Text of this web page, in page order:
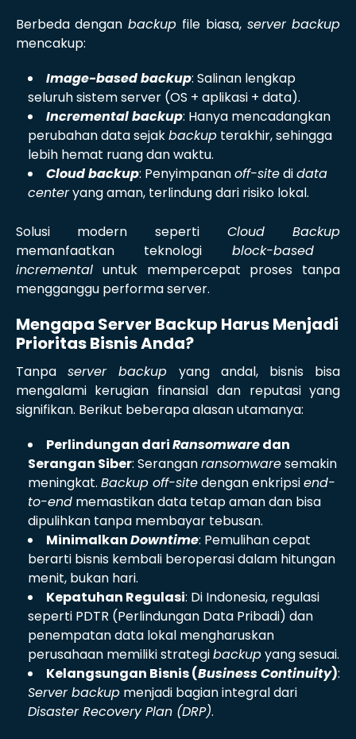
Berbeda denganbackup file biasa, server backup
mencakup:
Image-based backup: Salinan lengkap
seluruh sistem server (OS + aplikasi + data).
Incremental backup: Hanya mencadangkan
perubahan data sejakbackupterakhir, sehingga
lebih hemat ruang dan waktu.
Cloud backup: Penyimpananoff-sitedidata
centeryang aman, terlindung dari risiko lokal.
Solusi modern seperti Cloud Backup
memanfaatkan teknologi block-based
incrementaluntuk mempercepat proses tanpa
mengganggu performa server.
Mengapa Server Backup Harus Menjadi
Prioritas Bisnis Anda?
Tanpa server backup yang andal, bisnis bisa
mengalami kerugian finansial dan reputasi yang
signifikan. Berikut beberapa alasan utamanya:
Perlindungan dariRansomwaredan
Serangan Siber: Seranganransomwaresemakin
meningkat. Backup off-sitedengan enkripsiend-
to-endmemastikan data tetap aman dan bisa
dipulihkan tanpa membayar tebusan.
MinimalkanDowntime: Pemulihan cepat
berarti bisnis kembali beroperasi dalam hitungan
menit, bukan hari.
Kepatuhan Regulasi: Di Indonesia, regulasi
seperti PDTR (Perlindungan Data Pribadi) dan
penempatan data lokal mengharuskan
perusahaan memiliki strategibackupyang sesuai.
Kelangsungan Bisnis (Business Continuity):
Server backupmenjadi bagian integral dari
Disaster Recovery Plan (DRP).